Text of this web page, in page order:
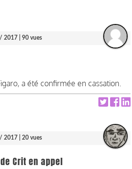
2017 | 90 vues
a été confirmée en cassation.
2017 | 20 vues
Crit en appel